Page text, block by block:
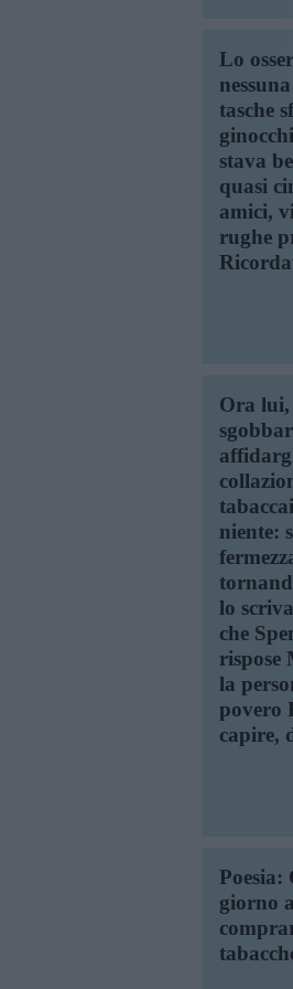
Lo
tasche
stava
quasi
amici,
rughe
Ora lui,
niente:
lo
che
rispose
la
povero
capire,
Poesia:
giorno